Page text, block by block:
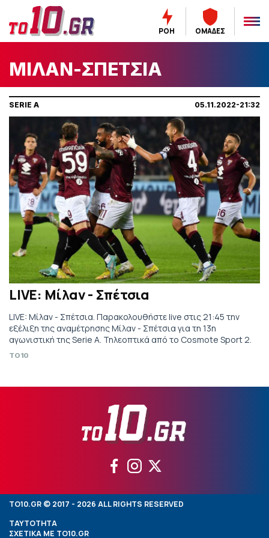
ΡΟΗ ΟΜΑΔΕΣ
ΜΙΛΑΝ-ΣΠΕΤΣΙΑ
SERIE A 05.11.2022-21:32
LIVE: Μίλαν - Σπέτσια
LIVE: Μίλαν - Σπέτσια. Παρακολουθήστε live στις 21:45 την
εξέλιξη της αναμέτρησης Μίλαν - Σπέτσια για τη 13η
αγωνιστική της Serie A. Τηλεοπτικά από το Cosmote Sport 2.
TO10
TO10.GR © 2017 - 2026 ALL RIGHTS RESERVED
ΤΑΥΤΟΤΗΤΑ
ΣΧΕΤΙΚΑ ΜΕ TO10.GR